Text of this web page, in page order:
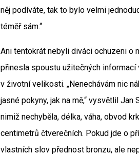
něj podíváte, tak to bylo velmi
téměř sám.“
Ani tentokrát nebyli diváci ochuzeni o
přinesla spoustu užitečných
v životní velikosti. „Nenechávám nic
jasné pokyny, jak na mě,“ vysvětlil
nimiž nechyběla, délka, váha, obvod
centimetrů čtverečních. Pokud jde o
vlastních slov přednost bronzu, ale